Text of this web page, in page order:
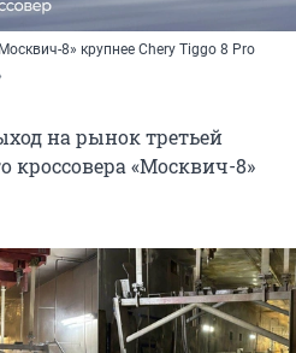
8» крупнее Chery Tiggo 8 Pro
на рынок третьей
кроссовера «Москвич-8»